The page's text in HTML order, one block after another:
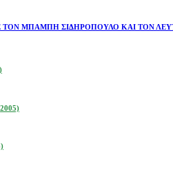
ΜΠΑΜΠΗ ΣΙΔΗΡΟΠΟΥΛΟ ΚΑΙ ΤΟΝ